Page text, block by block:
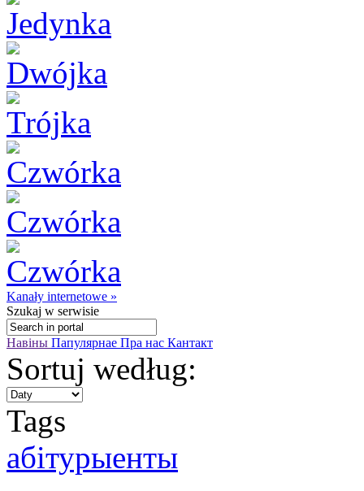
Kanały internetowe »
Szukaj w serwisie
Навіны Папулярнае Пра нас Кантакт
Sortuj według:
Tags
абітурыенты